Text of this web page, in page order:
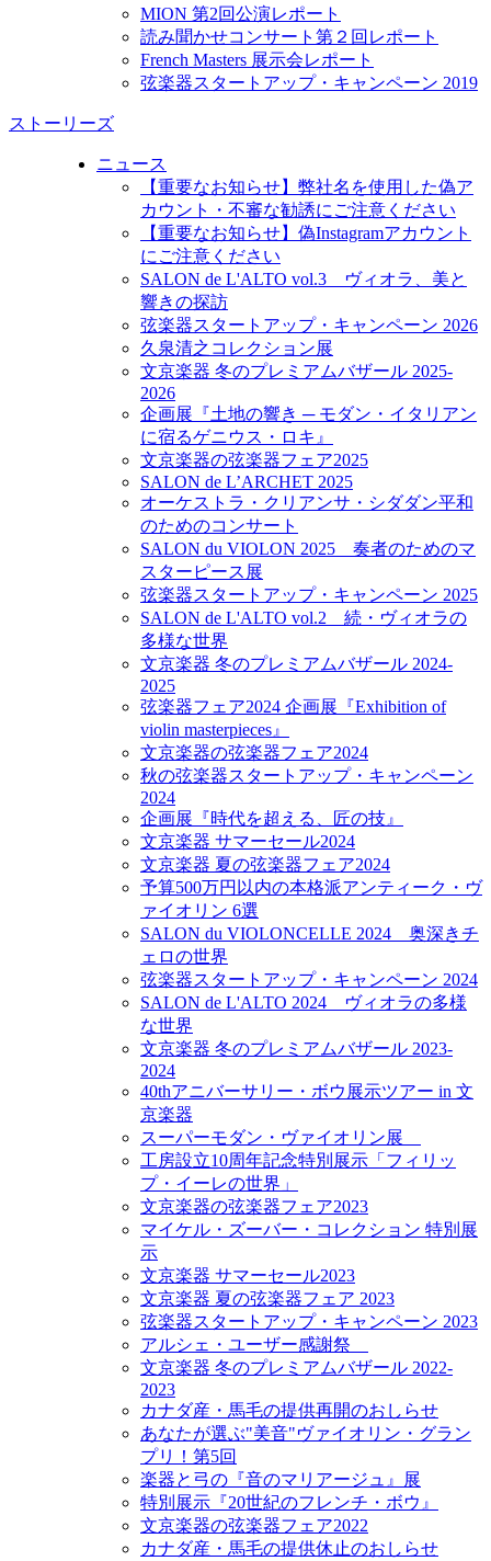
MION 第2回公演レポート
読み聞かせコンサート第２回レポート
French Masters 展示会レポート
弦楽器スタートアップ・キャンペーン 2019
ストーリーズ
ニュース
【重要なお知らせ】弊社名を使用した偽ア
カウント・不審な勧誘にご注意ください
【重要なお知らせ】偽Instagramアカウント
にご注意ください
SALON de L'ALTO vol.3 ヴィオラ、美と
響きの探訪
弦楽器スタートアップ・キャンペーン 2026
久泉清之コレクション展
文京楽器 冬のプレミアムバザール 2025-
2026
企画展『土地の響き ─ モダン・イタリアン
に宿るゲニウス・ロキ』
文京楽器の弦楽器フェア2025
SALON de L’ARCHET 2025
オーケストラ・クリアンサ・シダダン平和
のためのコンサート
SALON du VIOLON 2025 奏者のためのマ
スターピース展
弦楽器スタートアップ・キャンペーン 2025
SALON de L'ALTO vol.2 続・ヴィオラの
多様な世界
文京楽器 冬のプレミアムバザール 2024-
2025
弦楽器フェア2024 企画展『Exhibition of
violin masterpieces』
文京楽器の弦楽器フェア2024
秋の弦楽器スタートアップ・キャンペーン
2024
企画展『時代を超える、匠の技』
文京楽器 サマーセール2024
文京楽器 夏の弦楽器フェア2024
予算500万円以内の本格派アンティーク・ヴ
ァイオリン 6選
SALON du VIOLONCELLE 2024 奥深きチ
ェロの世界
弦楽器スタートアップ・キャンペーン 2024
SALON de L'ALTO 2024 ヴィオラの多様
な世界
文京楽器 冬のプレミアムバザール 2023-
2024
40thアニバーサリー・ボウ展示ツアー in 文
京楽器
スーパーモダン・ヴァイオリン展
工房設立10周年記念特別展示「フィリッ
プ・イーレの世界」
文京楽器の弦楽器フェア2023
マイケル・ズーバー・コレクション 特別展
示
文京楽器 サマーセール2023
文京楽器 夏の弦楽器フェア 2023
弦楽器スタートアップ・キャンペーン 2023
アルシェ・ユーザー感謝祭
文京楽器 冬のプレミアムバザール 2022-
2023
カナダ産・馬毛の提供再開のおしらせ
あなたが選ぶ"美音"ヴァイオリン・グラン
プリ！第5回
楽器と弓の『音のマリアージュ』展
特別展示『20世紀のフレンチ・ボウ』
文京楽器の弦楽器フェア2022
カナダ産・馬毛の提供休止のおしらせ